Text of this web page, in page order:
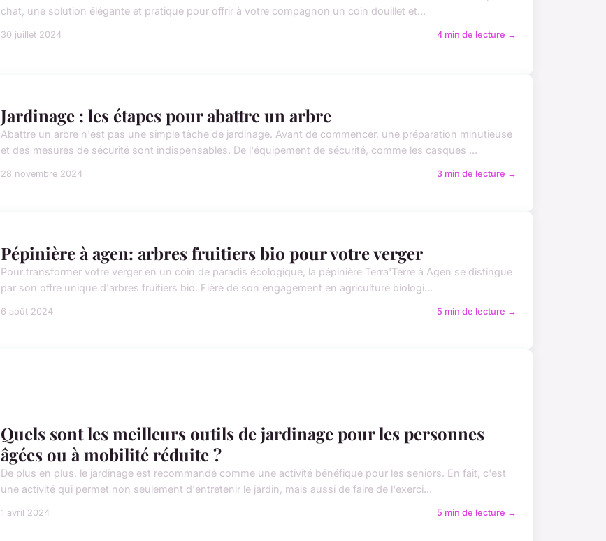
chat, une solution élégante et pratique pour offrir à votre compagnon un coin douillet et...
30 juillet 2024 4 min de lecture →
Jardinage : les étapes pour abattre un arbre
Abattre un arbre n'est pas une simple tâche de jardinage. Avant de commencer, une préparation minutieuse
et des mesures de sécurité sont indispensables. De l'équipement de sécurité, comme les casques ...
28 novembre 2024 3 min de lecture →
Pépinière à agen: arbres fruitiers bio pour votre verger
Pour transformer votre verger en un coin de paradis écologique, la pépinière Terra'Terre à Agen se distingue
par son offre unique d'arbres fruitiers bio. Fière de son engagement en agriculture biologi...
6 août 2024 5 min de lecture →
Quels sont les meilleurs outils de jardinage pour les personnes
âgées ou à mobilité réduite ?
De plus en plus, le jardinage est recommandé comme une activité bénéfique pour les seniors. En fait, c'est
une activité qui permet non seulement d'entretenir le jardin, mais aussi de faire de l'exerci...
1 avril 2024 5 min de lecture →